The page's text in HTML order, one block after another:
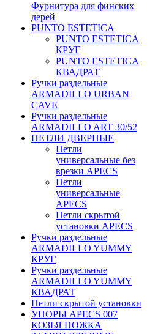
Фурнитура для финских
дерей
PUNTO ESTETICA
PUNTO ESTETICA
КРУГ
PUNTO ESTETICA
КВАДРАТ
Ручки раздельные
ARMADILLO URBAN
CAVE
Ручки раздельные
ARMADILLO ART 30/52
ПЕТЛИ ДВЕРНЫЕ
Петли
универсальные без
врезки APECS
Петли
универсальные
APECS
Петли скрытой
установки APECS
Ручки раздельные
ARMADILLO YUMMY
КРУГ
Ручки раздельные
ARMADILLO YUMMY
КВАДРАТ
Петли скрытой установки
УПОРЫ APECS 007
КОЗЬЯ НОЖКА